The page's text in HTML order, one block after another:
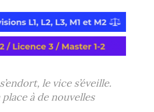
le vice s’éveille.
à de nouvelles